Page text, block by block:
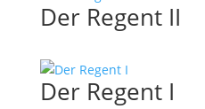
Der Regent II
Der Regent I